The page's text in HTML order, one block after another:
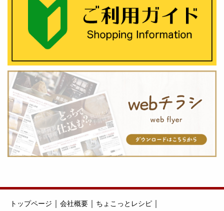
トップページ ｜ 会社概要 ｜ ちょこっとレシピ ｜